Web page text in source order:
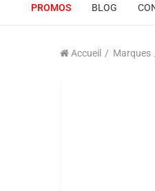
PROMOS BLOG
Accueil Marques